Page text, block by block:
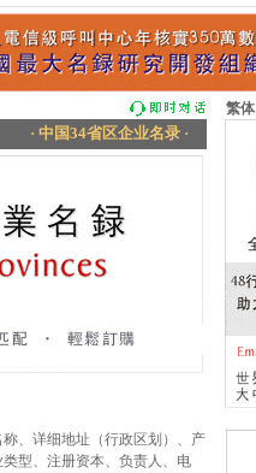
繁体
· 中国34省区企业名录 ·
、详细地址（行政区划）、产
型、注册资本、负责人、电